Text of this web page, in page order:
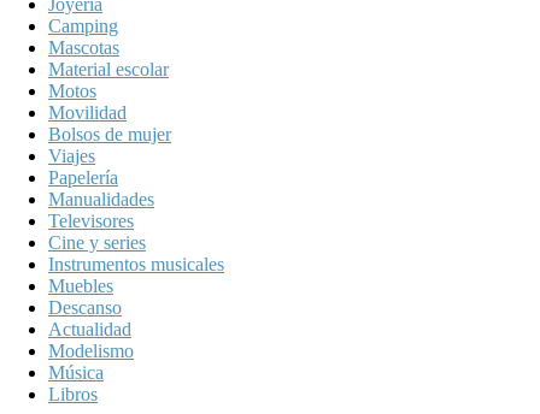
Camping
Mascotas
Material escolar
Motos
Movilidad
Bolsos de mujer
Viajes
Papelería
Manualidades
Televisores
Cine y series
Instrumentos musicales
Muebles
Descanso
Actualidad
Modelismo
Música
Libros